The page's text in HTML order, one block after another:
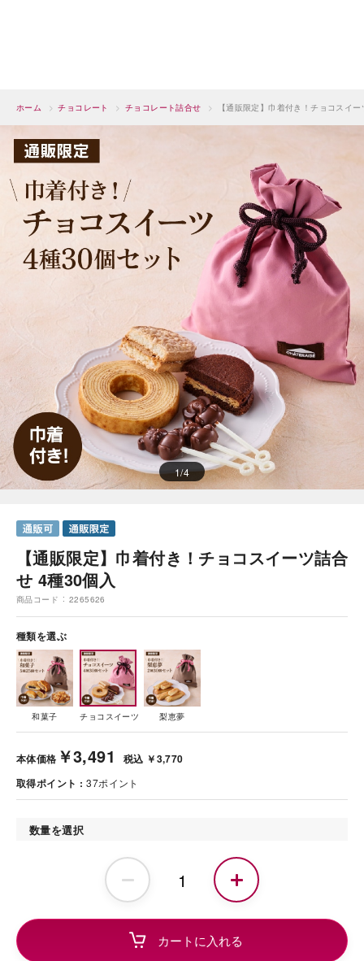
ホーム > チョコレート > チョコレート詰合せ > 【通販限定】巾着付き！チョコスイ
1/4
【通販限定】巾着付き！チョコスイーツ詰合
せ 4種30個入
商品コード 2265626
種類を選ぶ
和菓子 チョコスイーツ 梨恵夢
本体価格 ￥3,491
税込 ￥3,770
取得ポイント
37ポイント
数量を選択